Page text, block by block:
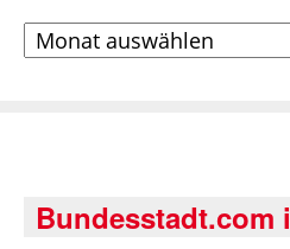
Archiv
Bundesstadt.com